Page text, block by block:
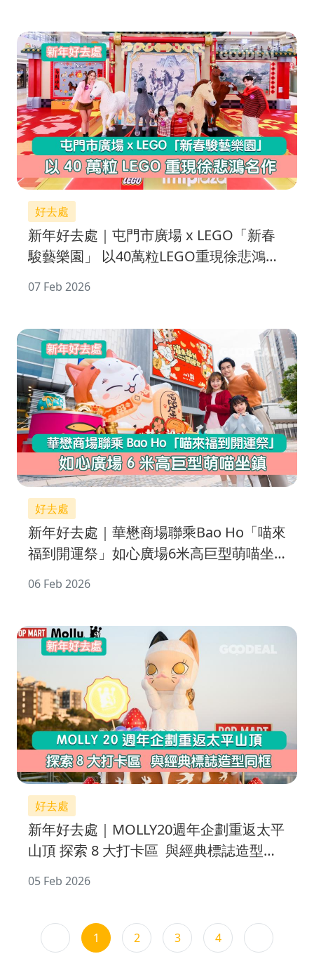
好去處
新年好去處｜屯門市廣場 x LEGO「新春
駿藝樂園」 以40萬粒LEGO重現徐悲鴻名
07 Feb 2026
好去處
新年好去處｜華懋商場聯乘Bao Ho「喵來
福到開運祭」如心廣場6米高巨型萌喵坐
06 Feb 2026
好去處
新年好去處｜MOLLY20週年企劃重返太平
山頂 探索 8 大打卡區 與經典標誌造型同
05 Feb 2026
1 2 3 4